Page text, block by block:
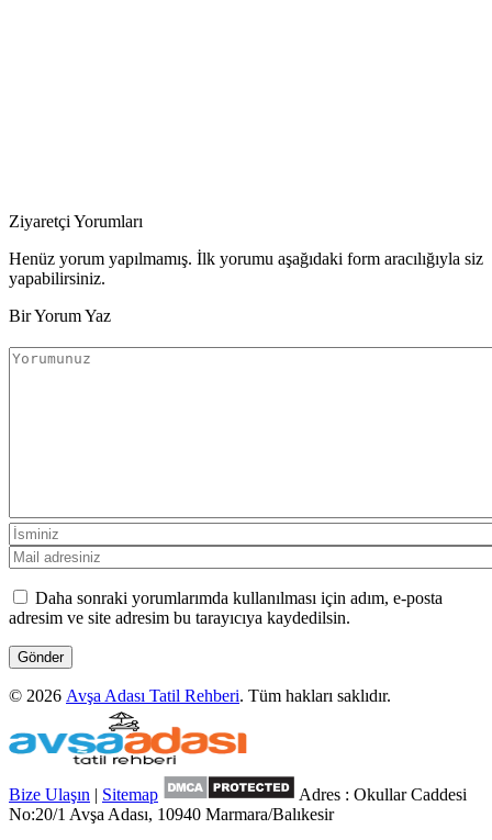
Ziyaretçi Yorumları
Henüz yorum yapılmamış. İlk yorumu aşağıdaki form aracılığıyla siz
yapabilirsiniz.
Bir Yorum Yaz
Daha sonraki yorumlarımda kullanılması için adım, e-posta
adresim ve site adresim bu tarayıcıya kaydedilsin.
© 2026 Avşa Adası Tatil Rehberi. Tüm hakları saklıdır.
Bize Ulaşın | Sitemap
Adres : Okullar Caddesi
No:20/1 Avşa Adası, 10940 Marmara/Balıkesir